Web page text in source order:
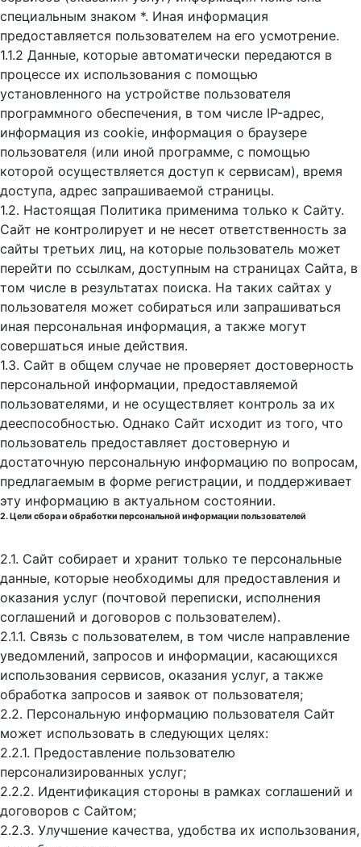
специальным знаком *. Иная информация
предоставляется пользователем на его усмотрение.
1.1.2 Данные, которые автоматически передаются в
процессе их использования с помощью
установленного на устройстве пользователя
программного обеспечения, в том числе IP-адрес,
информация из cookie, информация о браузере
пользователя (или иной программе, с помощью
которой осуществляется доступ к cервисам), время
доступа, адрес запрашиваемой страницы.
1.2. Настоящая Политика применима только к Сайту.
Сайт не контролирует и не несет ответственность за
сайты третьих лиц, на которые пользователь может
перейти по ссылкам, доступным на страницах Сайта, в
том числе в результатах поиска. На таких сайтах у
пользователя может собираться или запрашиваться
иная персональная информация, а также могут
совершаться иные действия.
1.3. Сайт в общем случае не проверяет достоверность
персональной информации, предоставляемой
пользователями, и не осуществляет контроль за их
дееспособностью. Однако Сайт исходит из того, что
пользователь предоставляет достоверную и
достаточную персональную информацию по вопросам,
предлагаемым в форме регистрации, и поддерживает
эту информацию в актуальном состоянии.
2. Цели сбора и обработки персональной информации пользователей
2.1. Сайт собирает и хранит только те персональные
данные, которые необходимы для предоставления и
оказания услуг (почтовой переписки, исполнения
соглашений и договоров с пользователем).
2.1.1. Связь с пользователем, в том числе направление
уведомлений, запросов и информации, касающихся
использования сервисов, оказания услуг, а также
обработка запросов и заявок от пользователя;
2.2. Персональную информацию пользователя Сайт
может использовать в следующих целях:
2.2.1. Предоставление пользователю
персонализированных услуг;
2.2.2. Идентификация стороны в рамках соглашений и
договоров с Сайтом;
2.2.3. Улучшение качества, удобства их использования,